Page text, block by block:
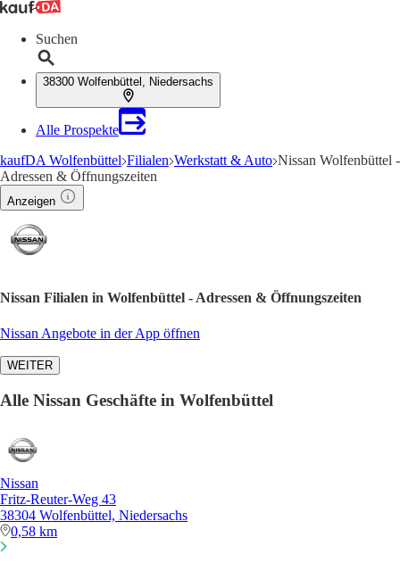
Suchen
38300 Wolfenbüttel, Niedersachs
Alle Prospekte
kaufDA Wolfenbüttel Filialen Werkstatt & Auto Nissan Wolfenbüttel -
Adressen & Öffnungszeiten
Anzeigen
Nissan Filialen in Wolfenbüttel - Adressen & Öffnungszeiten
Nissan Angebote in der App öffnen
WEITER
Alle Nissan Geschäfte in Wolfenbüttel
Nissan
Fritz-Reuter-Weg 43
38304 Wolfenbüttel, Niedersachs
0,58 km